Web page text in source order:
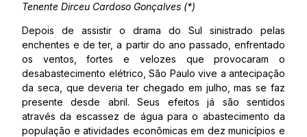
Tenente Dirceu Cardoso Gonçalves (*)
Depois de assistir o drama do Sul sinistrado pelas
enchentes e de ter, a partir do ano passado, enfrentado
os ventos, fortes e velozes que provocaram o
desabastecimento elétrico, São Paulo vive a antecipação
da seca, que deveria ter chegado em julho, mas se faz
presente desde abril. Seus efeitos já são sentidos
através da escassez de água para o abastecimento da
população e atividades econômicas em dez municípios e